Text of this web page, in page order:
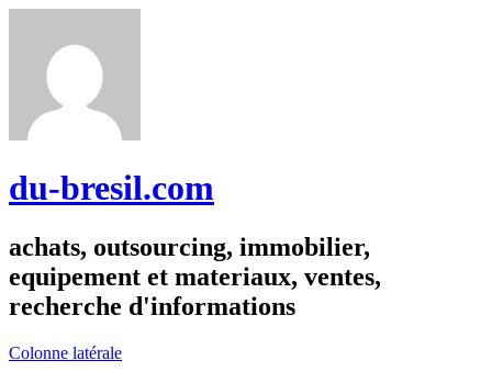
du-bresil.com
achats, outsourcing, immobilier,
equipement et materiaux, ventes,
recherche d'informations
Colonne latérale